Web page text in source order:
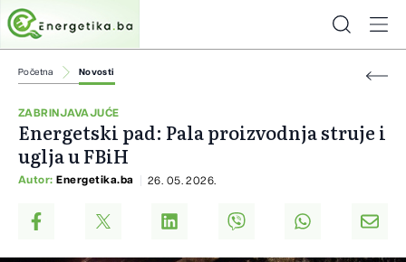
Početna Novosti
ZABRINJAVAJUĆE
Energetski pad: Pala proizvodnja struje i
uglja u FBiH
Autor: Energetika.ba 26. 05. 2026.